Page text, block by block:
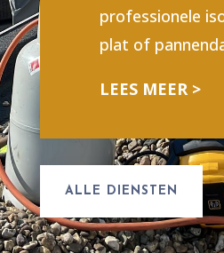
professionele
plat of
LEES MEER >
ALLE DIENSTEN